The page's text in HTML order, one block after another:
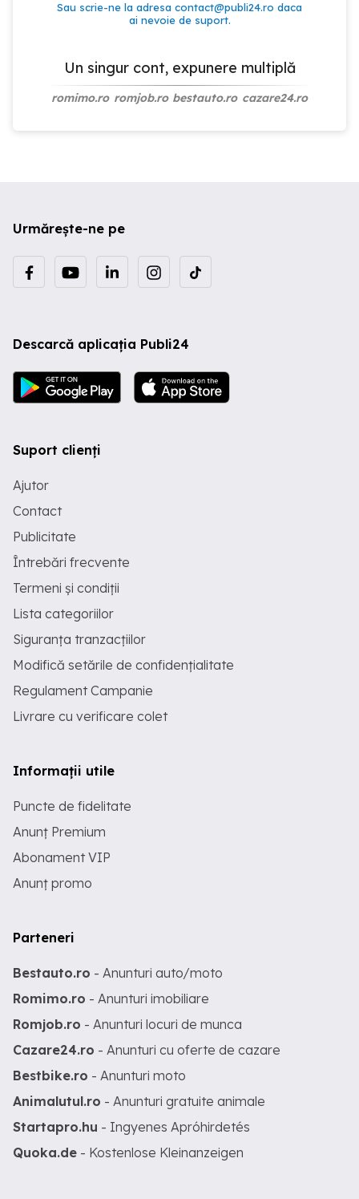
Sau scrie-ne la adresa contact@publi24.ro daca
ai nevoie de suport.
Un singur cont, expunere multiplă
romimo.ro romjob.ro bestauto.ro cazare24.ro
Urmărește-ne pe
Descarcă aplicația Publi24
Suport clienți
Ajutor
Contact
Publicitate
Întrebări frecvente
Termeni și condiții
Lista categoriilor
Siguranța tranzacțiilor
Modifică setările de confidențialitate
Regulament Campanie
Livrare cu verificare colet
Informații utile
Puncte de fidelitate
Anunț Premium
Abonament VIP
Anunț promo
Parteneri
Bestauto.ro - Anunturi auto/moto
Romimo.ro - Anunturi imobiliare
Romjob.ro - Anunturi locuri de munca
Cazare24.ro - Anunturi cu oferte de cazare
Bestbike.ro - Anunturi moto
Animalutul.ro - Anunturi gratuite animale
Startapro.hu - Ingyenes Apróhirdetés
Quoka.de - Kostenlose Kleinanzeigen